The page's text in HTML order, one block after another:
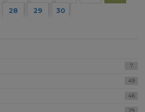
28
29 30
7
49
46
29